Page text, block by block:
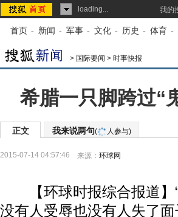
loading... 我的
首页 - 新闻 - 军事 - 文化 - 历史 - 体育 -
> 国际要闻 > 时事快报
希腊一只脚跨过“
正文 我来说两句( 人参与)
2015-07-14 04:57:46 来源： 环球网
【环球时报综合报道】“
没有人受辱也没有人失了